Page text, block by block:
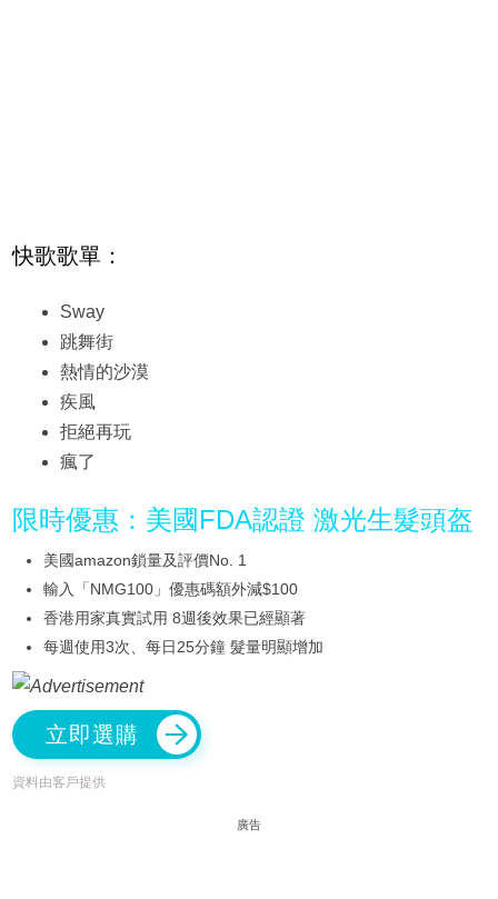
快歌歌單：
Sway
跳舞街
熱情的沙漠
疾風
拒絕再玩
瘋了
限時優惠：美國FDA認證 激光生髮頭盔
美國amazon鎖量及評價No. 1
輸入「NMG100」優惠碼額外減$100
香港用家真實試用 8週後效果已經顯著
每週使用3次、每日25分鐘 髮量明顯增加
立即選購
資料由客戶提供
廣告